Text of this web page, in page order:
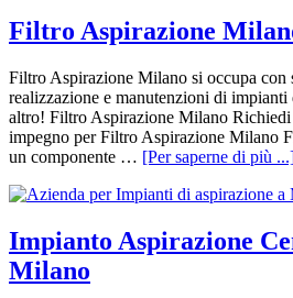
Filtro Aspirazione
Filtro Aspirazione Milano si occupa con
realizzazione e manutenzioni di
altro! Filtro Aspirazione Milano Richiedi
impegno per Filtro Aspirazione Milano
un componente … [Per saperne di più
Impianto Aspirazione
Milano